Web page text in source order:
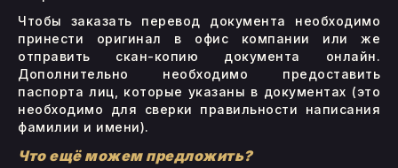
Чтобы заказать перевод документа необходимо
принести оригинал в офис компании или же
отправить скан-копию документа онлайн.
Дополнительно необходимо предоставить
паспорта лиц, которые указаны в документах (это
необходимо для сверки правильности написания
фамилии и имени).
Что ещё можем предложить?